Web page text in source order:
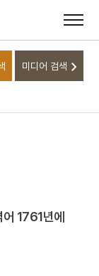
요
미디어 검색
1761년에